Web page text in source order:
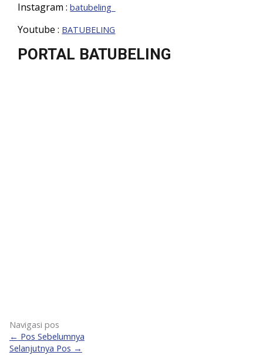
Instagram :batubeling_
Youtube : BATUBELING
PORTAL BATUBELING
Navigasi pos
← Pos Sebelumnya
Selanjutnya Pos →